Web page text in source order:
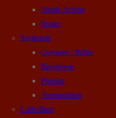
Single Action
Ruger
Sortkrudt
Geværer / Rifler
Revolvere
Pistoler
Ammunition
Luftvåben